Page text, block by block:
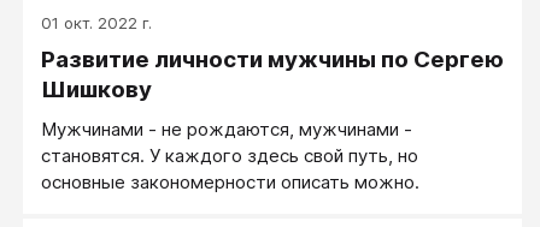
социальные мотивы не поддаются анализу с точки
называется половой (гендерной) идентичностью.
Но в большинстве культур биологическое различие
мужчин и женщин широко обрастает системой
пронизывающих буквально все сферы человеческой
деятельности.
01 окт. 2022 г.
Развитие личности мужчины по Сергею
Шишкову
Мужчинами - не рождаются, мужчинами -
становятся. У каждого здесь свой путь, но
основные закономерности описать можно.